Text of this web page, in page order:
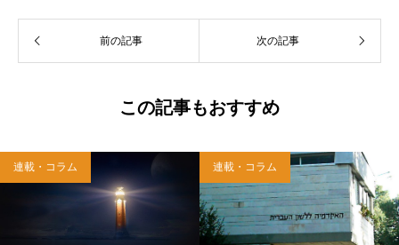
前の記事 次の記事
この記事もおすすめ
連載・コラム 連載・コラム